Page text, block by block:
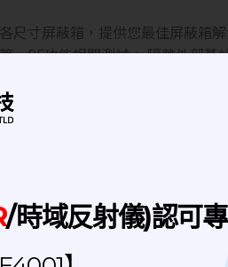
寸屏蔽箱，提供您最佳屏蔽箱
RF功能相關測試。 隔離外部
，簡化流程並提高效率。
/時域反射儀)認可